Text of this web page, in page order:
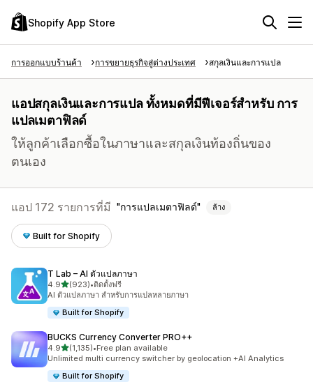
Shopify App Store
การออกแบบร้านค้า การขยายธุรกิจสู่ต่างประเทศ สกุลเงินและการแปล
แอปสกุลเงินและการแปล ทั้งหมดที่มีฟีเจอร์สำหรับ การ
แปลเมตาฟิลด์
ให้ลูกค้าเลือกซื้อในภาษาและสกุลเงินท้องถิ่นของ
ตนเอง
แอป 172 รายการที่มี การแปลเมตาฟิลด์ ล้าง
Built for Shopify
T Lab – AI ตัวแปลภาษา
4.9เต็ม 5 ดาว
(923)
ทั้งหมด 923 รีวิว
•ติดตั้งฟรี
AI ตัวแปลภาษา สำหรับการแปลหลายภาษา
Built for Shopify
BUCKS Currency Converter PRO++
4.9เต็ม 5 ดาว
(1,135)
ทั้งหมด 1135 รีวิว
•Free plan available
Unlimited multi currency switcher by geolocation +AI Analytics
Built for Shopify